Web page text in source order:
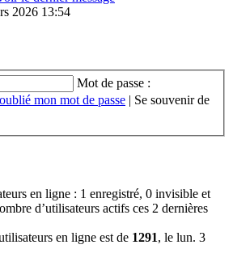
2026 13:54
Mot de passe :
mon mot de passe | Se souvenir de
en ligne : 1 enregistré, 0 invisible et
d’utilisateurs actifs ces 2 dernières
en ligne est de 1291, le lun. 3